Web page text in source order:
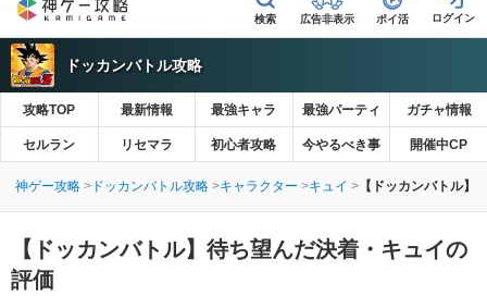
広告非表示 ポイ活
ドッカンバトル攻略
攻略TOP 最新情報 最強キャラ 最強パーティ ガチャ情報
セルラン リセマラ 初心者攻略 今やるべき事 開催中CP
神ゲー攻略 ドッカンバトル攻略 キャラクター キュイ 【ドッカンバトル】
【ドッカンバトル】 待ち望んだ決着・キュイの
評価